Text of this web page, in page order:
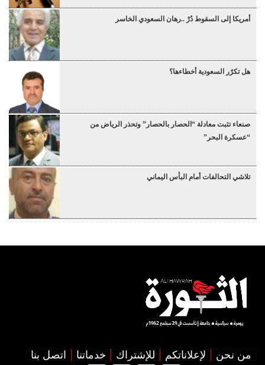
أمريكا إلى السقوط دُرْ ..رهان السعودي الخاسر
هل تكرّر السعودية أخطاءها؟
صنعاء تثبت معادلة “الحصار بالحصار” وتحذر الرياض من
“عسكرة البحر”
تلاشي التحالفات أمام البأس اليماني
من نحن لإعلاناتكم للإشتراك خدماتنا اتصل بنا